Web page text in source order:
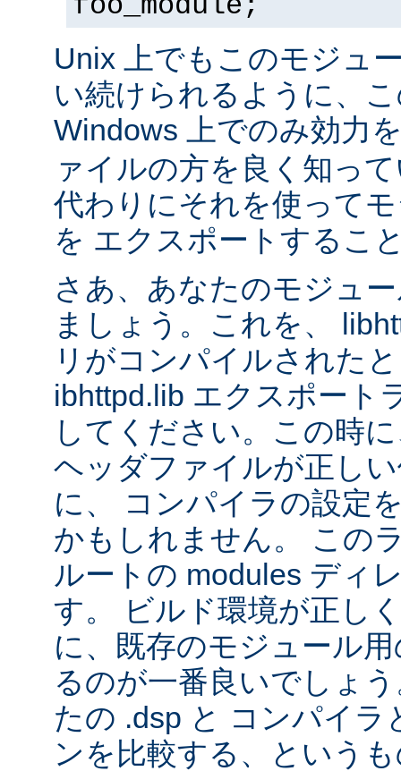
Unix 上でもこのモジュ
い続けられるように、
Windows 上でのみ効力
ァイルの方を良く知っ
代わりにそれを使って
を エクスポートするこ
さあ、あなたのモジュ
ましょう。これを、
リがコンパイルされた
ibhttpd.lib エクスポート
してください。この時
ヘッダファイルが正し
に、 コンパイラの設定
かもしれません。 この
ルートの modules ディ
す。 ビルド環境が正し
に、既存のモジュール
るのが一番良いでしょ
たの .dsp と コンパイ
ンを比較する、という